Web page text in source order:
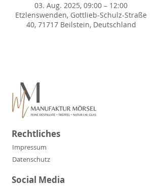
03. Aug. 2025, 09:00 – 12:00
Etzlenswenden, Gottlieb-Schulz-Straße
40, 71717 Beilstein, Deutschland
Rechtliches
Impressum
Datenschutz
Social Media